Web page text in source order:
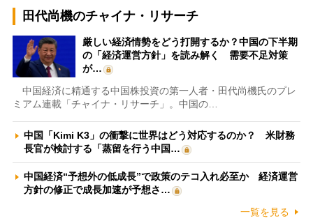
田代尚機のチャイナ・リサーチ
厳しい経済情勢をどう打開するか？中国の下半期
の「経済運営方針」を読み解く 需要不足対策
が…
中国経済に精通する中国株投資の第一人者・田代尚機氏のプレ
ミアム連載「チャイナ・リサーチ」。中国の…
中国「Kimi K3」の衝撃に世界はどう対応するのか？ 米財務
長官が検討する「蒸留を行う中国…
中国経済“予想外の低成長”で政策のテコ入れ必至か 経済運営
方針の修正で成長加速が予想さ…
一覧を見る